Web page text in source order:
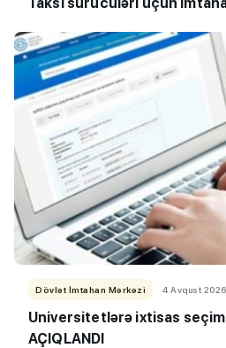
Taksi sürücüləri üçün
Dövlət İmtahan Mərkəzi 4 Avqust
Universitetlərə ixtisas
AÇIQLANDI